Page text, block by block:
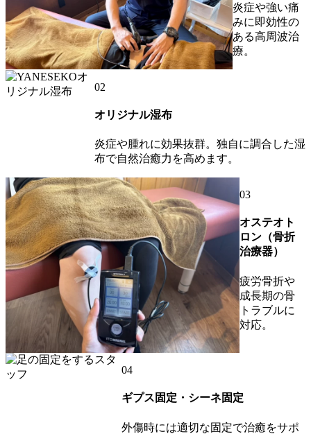
炎症や強い痛
みに即効性の
ある高周波治
療。
02
オリジナル湿布
炎症や腫れに効果抜群。独自に調合した湿
布で自然治癒力を高めます。
03
オステオト
ロン（骨折
治療器）
疲労骨折や
成長期の骨
トラブルに
対応。
04
ギプス固定・シーネ固定
外傷時には適切な固定で治癒をサポ